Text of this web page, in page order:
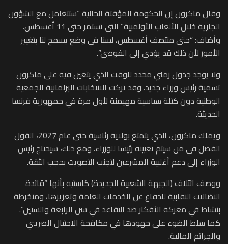
وقال ماكرون إن الحكومة المؤقتة الحالية “ستتعامل مع الشؤون
الجارية خلال الألعاب الأولمبية” التي تستمر حتى 11 أغسطس.
وأضاف: “حتى منتصف أغسطس، لسنا في وضع يسمح لنا بتغيير
الأمور لأن ذلك قد يؤدي إلى الفوضى”.
ولا يوجد جدول زمني محدد للوقت الذي يتعين فيه على ماكرون
تسمية رئيس وزراء جديد. وقد تركت الانتخابات البرلمانية الجمعية
الوطنية دون كتلة سياسية مهيمنة لأول مرة في جمهورية فرنسا
الحديثة.
ويملك ماكرون، الذي يتمتع بولاية رئاسية حتى عام 2027، القول
الفصل في من سيتم تعيينه رئيسا للوزراء. ومع ذلك، سيحتاج رئيس
الوزراء إلى دعم أغلبية المشرعين لتجنب التصويت بحجب الثقة.
ووصف ائتلاف (الجبهة الشعبية الجديدة) كاستيه بأنها “قائدة
النضالات النقابية للدفاع عن الخدمات العامة وتعزيزها، ومنخرطة
بنشاط في معركة الأفكار ضد التقاعد في سن الرابعة والستين”.
كما سلط الضوء على جهودها في مكافحة الاحتيال الضريبي
والجرائم المالية.